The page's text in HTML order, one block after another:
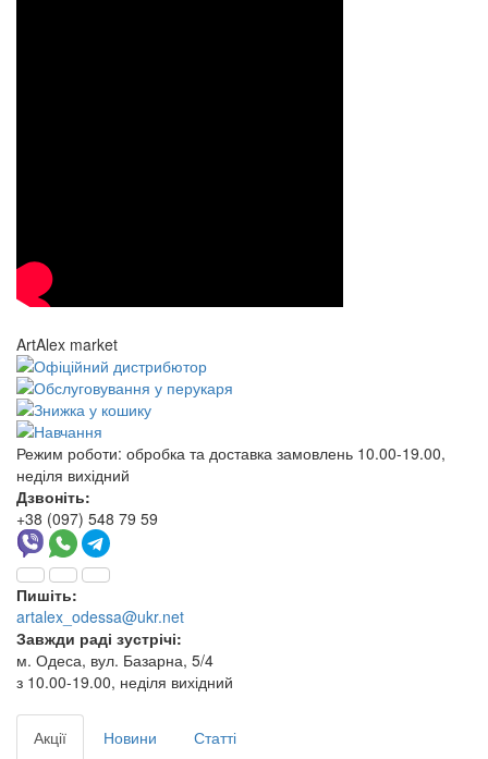
ArtAlex market
Режим роботи: обробка та доставка замовлень 10.00-19.00,
неділя вихідний
Дзвоніть:
+38 (097) 548 79 59
Пишіть:
artalex_odessa@ukr.net
Завжди раді зустрічі:
м. Одеса, вул. Базарна, 5/4
з 10.00-19.00, неділя вихідний
Акції Новини
Статті